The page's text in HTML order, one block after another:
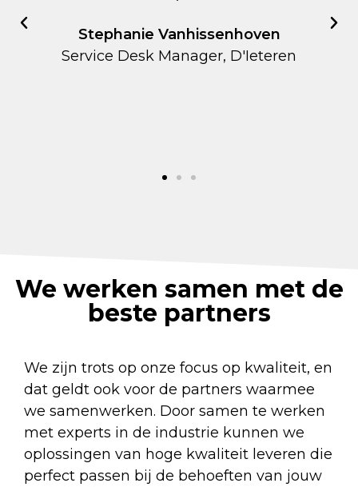
mensen om onze vacatures in
vullen!
We werken samen met de
beste partners
We zijn trots op onze focus op kwaliteit, en
dat geldt ook voor de partners waarmee
we samenwerken. Door samen te werken
met experts in de industrie kunnen we
oplossingen van hoge kwaliteit leveren die
perfect passen bij de behoeften van jouw